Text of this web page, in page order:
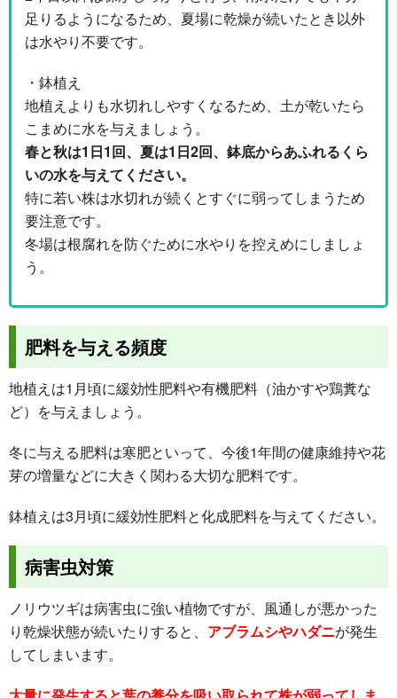
足りるようになるため、夏場に乾燥が続いたとき以外
は水やり不要です。
・鉢植え
地植えよりも水切れしやすくなるため、土が乾いたら
こまめに水を与えましょう。
春と秋は1日1回、夏は1日2回、鉢底からあふれるくら
いの水を与えてください。
特に若い株は水切れが続くとすぐに弱ってしまうため
要注意です。
冬場は根腐れを防ぐために水やりを控えめにしましょ
う。
肥料を与える頻度
地植えは1月頃に緩効性肥料や有機肥料（油かすや鶏糞な
ど）を与えましょう。
冬に与える肥料は寒肥といって、今後1年間の健康維持や花
芽の増量などに大きく関わる大切な肥料です。
鉢植えは3月頃に緩効性肥料と化成肥料を与えてください。
病害虫対策
ノリウツギは病害虫に強い植物ですが、風通しが悪かった
り乾燥状態が続いたりすると、 アブラムシやハダニが発生
してしまいます。